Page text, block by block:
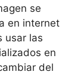
se
en internet
usar las
en
del